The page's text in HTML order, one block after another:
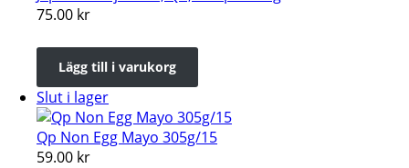
75.00 kr
Lägg till i varukorg
Slut i lager
Qp Non Egg Mayo 305g/15
59.00 kr